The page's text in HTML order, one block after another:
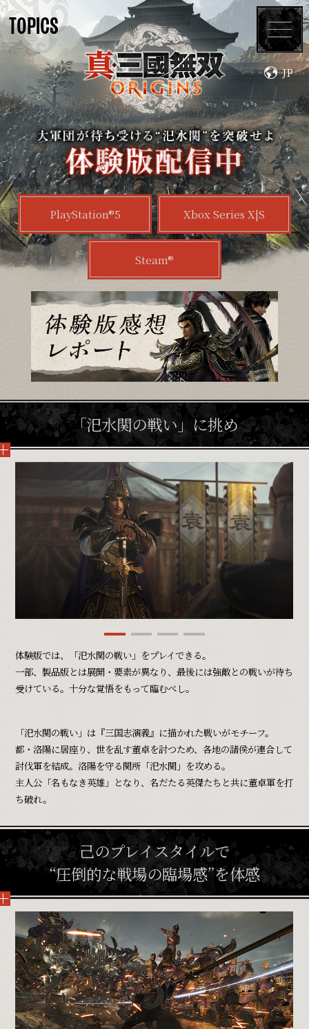
JP
TOP ABOUT
CHARACTERS SYSTEM
MOVIES TOPICS
PRODUCTS UPDATE
DLC
Follow Us
購入 / Wishlist
TOPICS
PlayStation®5 Xbox Series X|S
Steam®
「汜水関の戦い」に挑め
体験版では、「汜水関の戦い」をプレイできる。
一部、製品版とは展開・要素が異なり、最後には強敵との戦いが待ち
受けている。十分な覚悟をもって臨むべし。
「汜水関の戦い」は『三国志演義』に描かれた戦いがモチーフ。
都・洛陽に居座り、世を乱す董卓を討つため、各地の諸侯が連合して
討伐軍を結成。洛陽を守る関所「汜水関」を攻める。
主人公「名もなき英雄」となり、名だたる英傑たちと共に董卓軍を打
ち破れ。
己のプレイスタイルで
“圧倒的な戦場の臨場感”を体感